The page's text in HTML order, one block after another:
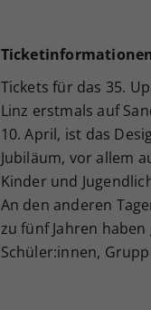
Tickets für das 35.
Linz erstmals auf
10. April, ist das
Jubiläum, vor allem
Kinder und
An den anderen
zu fünf Jahren
Schüler:innen,